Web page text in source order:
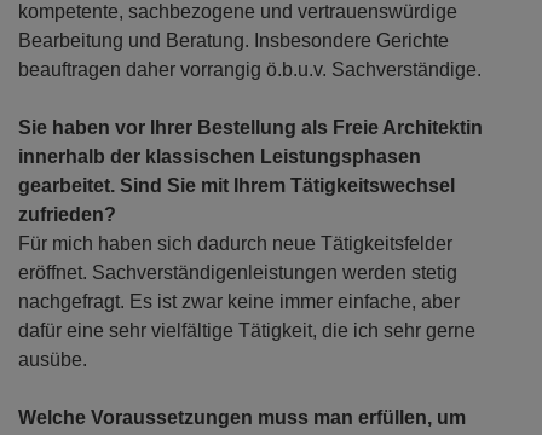
kompetente, sachbezogene und vertrauenswürdige
Bearbeitung und Beratung. Insbesondere Gerichte
beauftragen daher vorrangig ö.b.u.v. Sachverständige.
Sie haben vor Ihrer Bestellung als Freie Architektin
innerhalb der klassischen Leistungsphasen
gearbeitet. Sind Sie mit Ihrem Tätigkeitswechsel
zufrieden?
Für mich haben sich dadurch neue Tätigkeitsfelder
eröffnet. Sachverständigenleistungen werden stetig
nachgefragt. Es ist zwar keine immer einfache, aber
dafür eine sehr vielfältige Tätigkeit, die ich sehr gerne
ausübe.
Welche Voraussetzungen muss man erfüllen, um